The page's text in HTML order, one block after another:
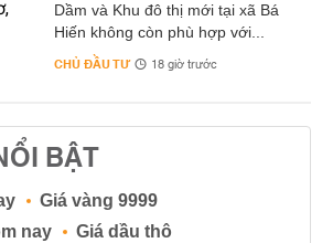
Dầm và Khu đô thị mới tại xã Bá
Hiến không còn phù hợp với...
CHỦ ĐẦU TƯ 18 giờ trước
BẬT
Giá vàng 9999
nay
Giá dầu thô